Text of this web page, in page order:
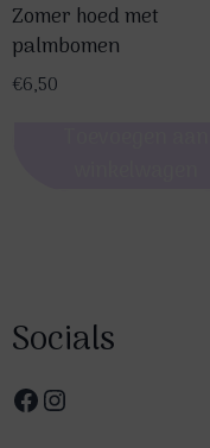
Zomer hoed met
palmbomen
€6,50
Socials
Facebook
Instagram